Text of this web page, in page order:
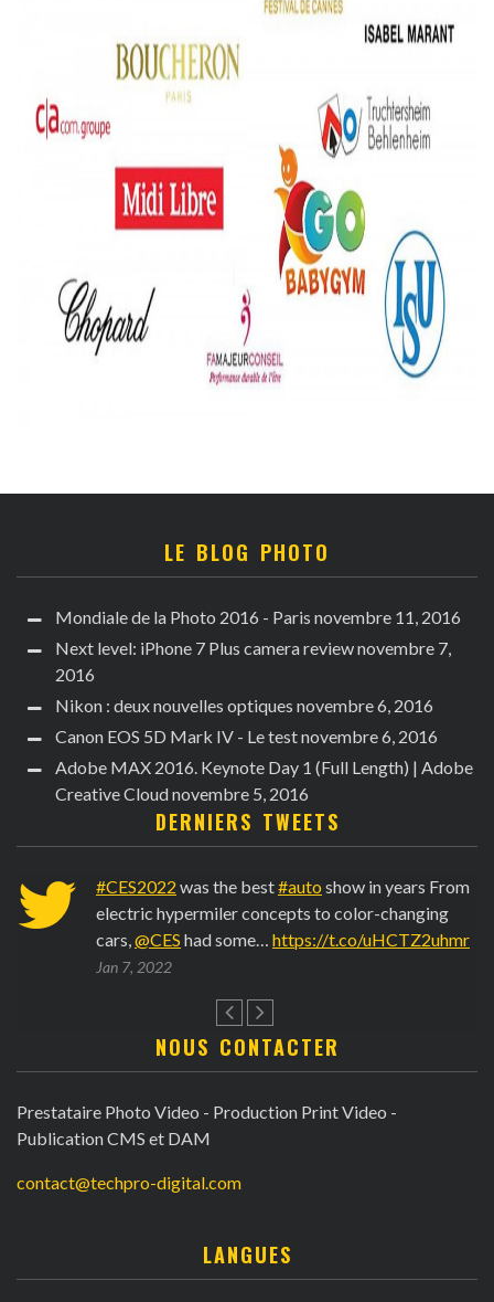
LE BLOG PHOTO
Mondiale de la Photo 2016 - Paris novembre 11, 2016
Next level: iPhone 7 Plus camera reviewnovembre 7,
2016
Nikon : deux nouvelles optiques novembre 6, 2016
Canon EOS 5D Mark IV - Le testnovembre 6, 2016
Adobe MAX 2016. Keynote Day 1 (Full Length) | Adobe
Creative Cloudnovembre 5, 2016
DERNIERS TWEETS
#CES2022 was the best#auto show in years From
electric hypermiler concepts to color-changing
cars,@CES had some… https://t.co/uHCTZ2uhmr
Jan 7, 2022
NOUS CONTACTER
Prestataire Photo Video - Production Print Video -
Publication CMS et DAM
contact@techpro-digital.com
LANGUES